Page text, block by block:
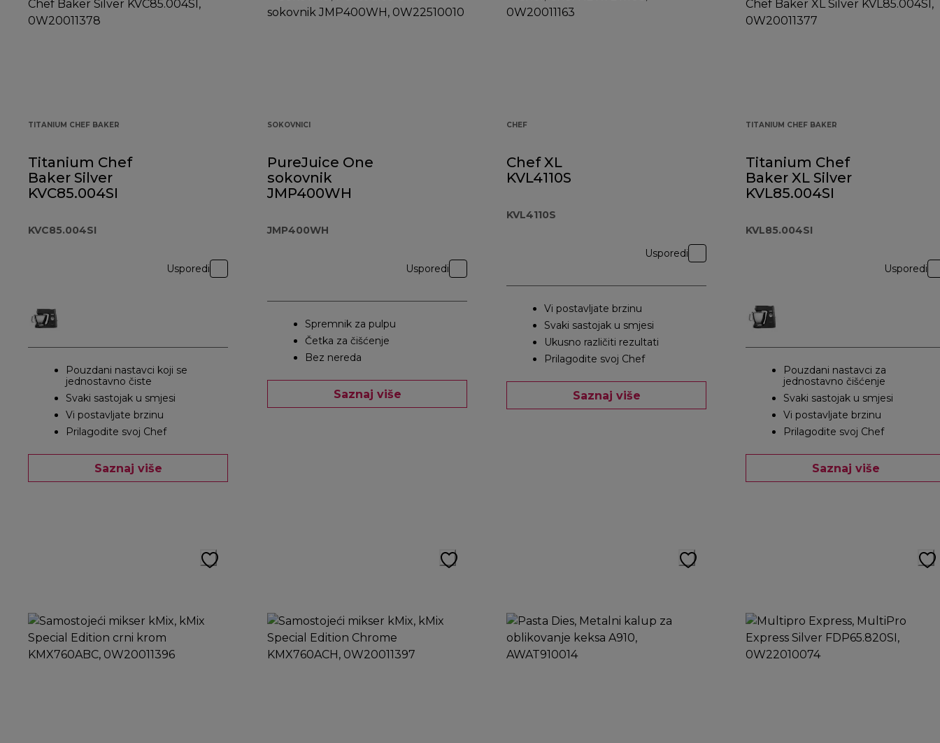
TITANIUM CHEF BAKER
Titanium Chef
Baker Silver
KVC85.004SI
KVC85.004SI
Usporedi
Pouzdani nastavci koji se
jednostavno čiste
Svaki sastojak u smjesi
Vi postavljate brzinu
Prilagodite svoj Chef
Saznaj više
SOKOVNICI
PureJuice One
sokovnik
JMP400WH
JMP400WH
Usporedi
Spremnik za pulpu
Četka za čišćenje
Bez nereda
Saznaj više
CHEF
Chef XL
KVL4110S
KVL4110S
Usporedi
Vi postavljate brzinu
Svaki sastojak u smjesi
Ukusno različiti rezultati
Prilagodite svoj Chef
Saznaj više
TITANIUM CHEF BAKER
Titanium Chef
Baker XL Silver
KVL85.004SI
KVL85.004SI
Usporedi
Pouzdani nastavci za
jednostavno čišćenje
Svaki sastojak u smjesi
Vi postavljate brzinu
Prilagodite svoj Chef
Saznaj više